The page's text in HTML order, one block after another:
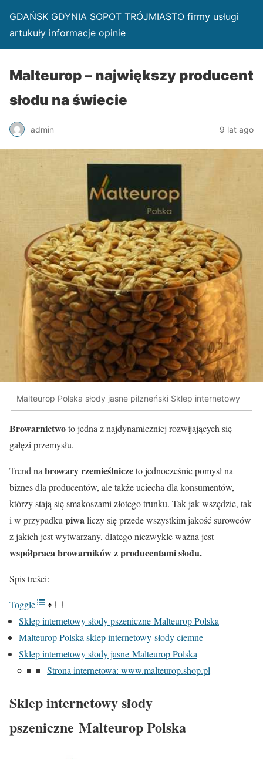
GDAŃSK GDYNIA SOPOT TRÓJMIASTO firmy usługi
artukuły informacje opinie
Malteurop – największy producent
słodu na świecie
admin 9 lat ago
Malteurop Polska słody jasne pilzneński Sklep internetowy
Browarnictwoto jedna z najdynamiczniej rozwijających się
gałęzi przemysłu.
Trend na browary rzemieślniczeto jednocześnie pomysł na
biznes dla producentów, ale także uciecha dla konsumentów,
którzy stają się smakoszami złotego trunku. Tak jak wszędzie, tak
i w przypadku piwaliczy się przede wszystkim jakość surowców
z jakich jest wytwarzany, dlatego niezwykle ważna jest
współpraca browarników z producentami słodu.
Spis treści:
Toggle
Sklep internetowy słody pszeniczne Malteurop Polska
Malteurop Polska sklep internetowy słody ciemne
Sklep internetowy słody jasne Malteurop Polska
Strona internetowa: www.malteurop.shop.pl
Sklep internetowy słody
pszeniczne Malteurop Polska